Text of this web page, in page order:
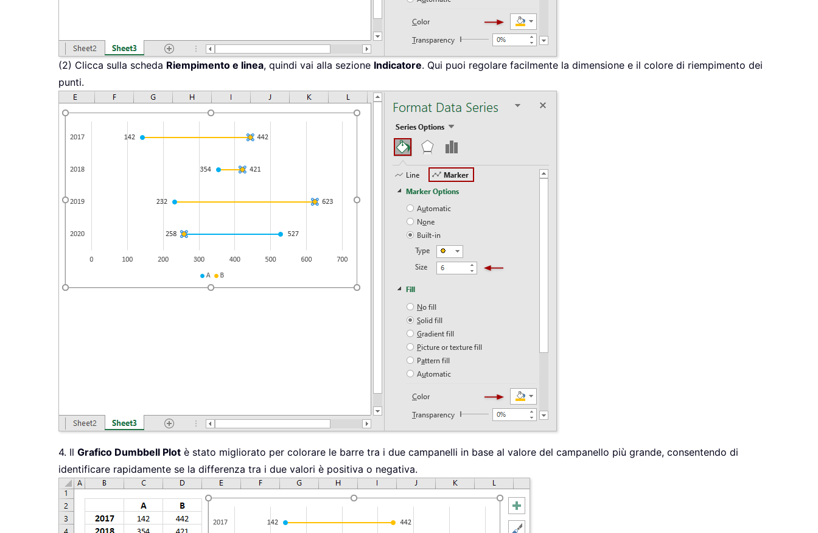
(2) Clicca sulla scheda Riempimento e linea, quindi vai alla sezione Indicatore. Qui puoi regolare facilmente la dimensione e il colore di riempimento dei
punti.
4. Il Grafico Dumbbell Plot è stato migliorato per colorare le barre tra i due campanelli in base al valore del campanello più grande, consentendo di
identificare rapidamente se la differenza tra i due valori è positiva o negativa.